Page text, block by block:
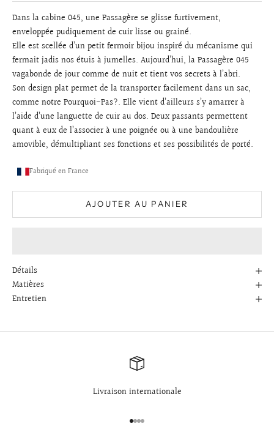
Dans la cabine 045, une Passagère se glisse furtivement,
enveloppée pudiquement de cuir lisse ou grainé.
Elle est scellée d’un petit fermoir bijou inspiré du mécanisme qui
fermait jadis nos étuis à jumelles. Aujourd’hui, la Passagère 045
vagabonde de jour comme de nuit et tient vos secrets à l’abri.
Son design plat permet de la transporter facilement dans un sac,
comme notre Pourquoi-Pas?. Elle vient d’ailleurs s’y amarrer à
l’aide d’une languette de cuir au dos. Deux passants permettent
quant à eux de l’associer à une poignée ou à une bandoulière
amovible, démultipliant ses fonctions et ses possibilités de porté.
Fabriqué en France
AJOUTER AU PANIER
Détails
Matières
Entretien
Livraison internationale